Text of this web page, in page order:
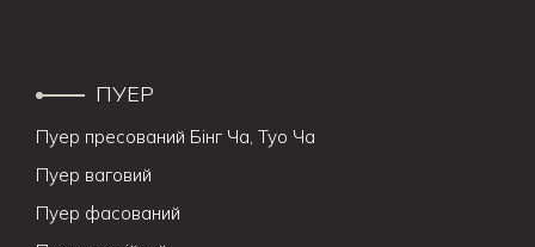
ПУЕР
Пуер пресований Бінг Ча, Туо Ча
Пуер ваговий
Пуер фасований